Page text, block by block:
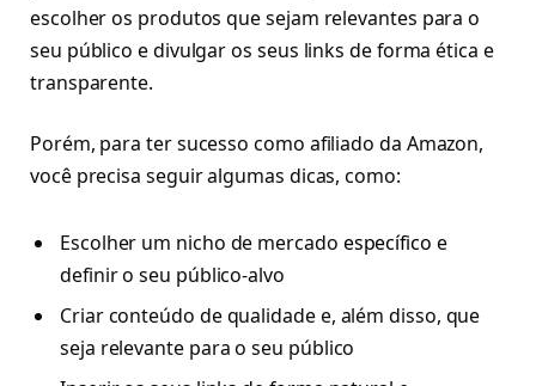
escolher os produtos que sejam relevantes para o
seu público e divulgar os seus links de forma ética e
transparente.
Porém, para ter sucesso como afiliado da Amazon,
você precisa seguir algumas dicas, como:
Escolher um nicho de mercado específico e
definir o seu público-alvo
Criar conteúdo de qualidade e, além disso, que
seja relevante para o seu público